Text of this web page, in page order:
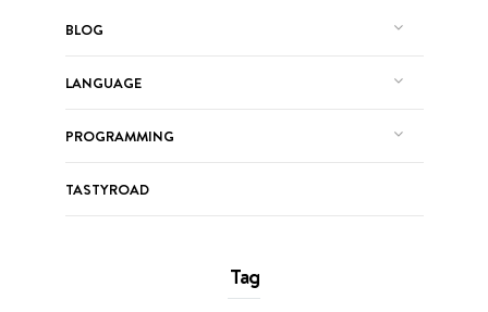
BLOG
LANGUAGE
PROGRAMMING
TASTYROAD
Tag